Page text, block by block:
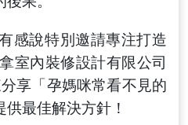
感說特別邀請專注打造
室內裝修設計有限公司
享「孕媽咪常看不見的
最佳解決方針！